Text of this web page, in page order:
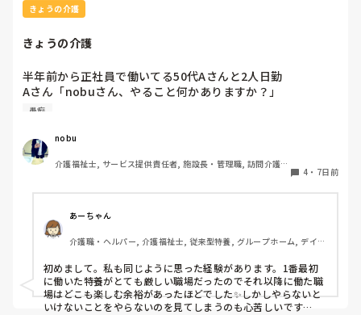
になります。
きょうの介護
きょうの介護
半年前から正社員で働いてる50代Aさんと2人日勤
Aさん「nobuさん、やること何かありますか？」
ここの施設経験はあなたの方が長いじゃん、、2週間前に入
nobu「◯◯さんの尿瓶は洗うのに、◯◯さんの尿瓶は洗わ
ないんですか？」
もやってないです、、」
おい！ここめちゃくちゃ暇な施設やぞ！！！座ってる時間の
が長いじゃんか！！！よその施設行ってここがどれだけ楽か
思い知れ！！！
そもそもやらないといけないと分かっててやらない意味がわ
かりません！！
お！し！ご！と！！！！！
愚痴
nobu
介護福祉士, サービス提供責任者, 施設長・管理職, 訪問介護,
4 ・ 7日前
あーちゃん
介護職・ヘルパー, 介護福祉士, 従来型特養, グループホーム, デイケ
初めまして。私も同じように思った経験があります。1番最初
に働いた特養がとても厳しい職場だったのでそれ以降に働た職
場はどこも楽しむ余裕があったほどでした✨しかしやらないと
いけないことをやらないのを見てしまうのも心苦しいです